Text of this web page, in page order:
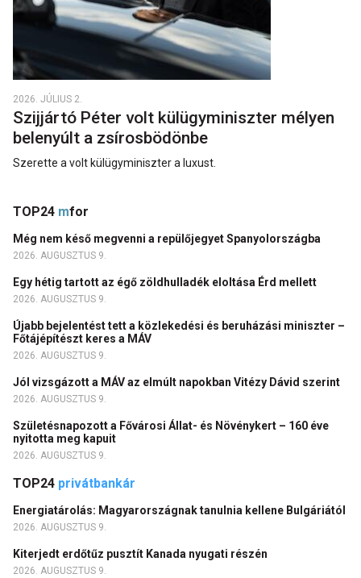
2026. JÚLIUS 2.
Szijjártó Péter volt külügyminiszter mélyen
belenyúlt a zsírosbödönbe
Szerette a volt külügyminiszter a luxust.
TOP24 mfor
Még nem késő megvenni a repülőjegyet Spanyolországba
2026. AUGUSZTUS 9.
Egy hétig tartott az égő zöldhulladék eloltása Érd mellett
2026. AUGUSZTUS 9.
Újabb bejelentést tett a közlekedési és beruházási miniszter –
Főtájépítészt keres a MÁV
2026. AUGUSZTUS 9.
Jól vizsgázott a MÁV az elmúlt napokban Vitézy Dávid szerint
2026. AUGUSZTUS 9.
Születésnapozott a Fővárosi Állat- és Növénykert – 160 éve
nyitotta meg kapuit
2026. AUGUSZTUS 9.
TOP24 privátbankár
Energiatárolás: Magyarországnak tanulnia kellene Bulgáriától
2026. AUGUSZTUS 9.
Kiterjedt erdőtűz pusztít Kanada nyugati részén
2026. AUGUSZTUS 9.